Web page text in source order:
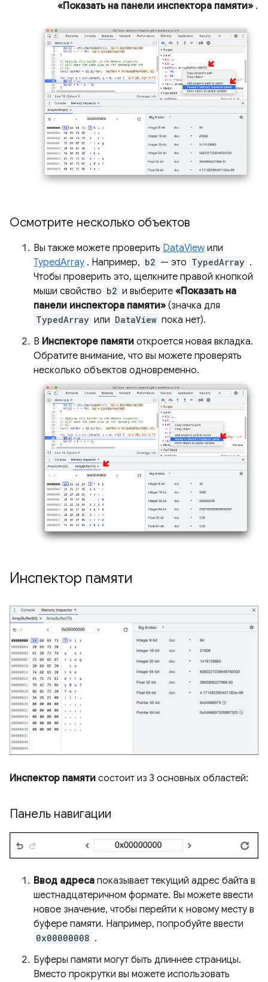
«Показать на панели инспектора памяти» .
Осмотрите несколько объектов
Вы также можете проверить DataViewили
TypedArray . Например, b2 — это TypedArray .
Чтобы проверить это, щелкните правой кнопкой
мыши свойство b2 и выберите «Показать на
панели инспектора памяти» (значка для
TypedArray или DataView пока нет).
В Инспекторе памяти откроется новая вкладка.
Обратите внимание, что вы можете проверять
несколько объектов одновременно.
Инспектор памяти
Инспектор памяти состоит из 3 основных областей:
Панель навигации
Ввод адреса показывает текущий адрес байта в
шестнадцатеричном формате. Вы можете ввести
новое значение, чтобы перейти к новому месту в
буфере памяти. Например, попробуйте ввести
0x00000008 .
Буферы памяти могут быть длиннее страницы.
Вместо прокрутки вы можете использовать